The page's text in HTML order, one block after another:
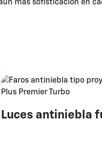
más sofisticación en
Luces antiniebla